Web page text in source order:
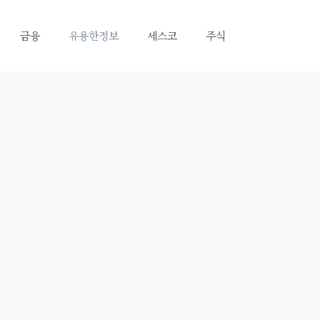
금융 유용한정보 세스코 주식